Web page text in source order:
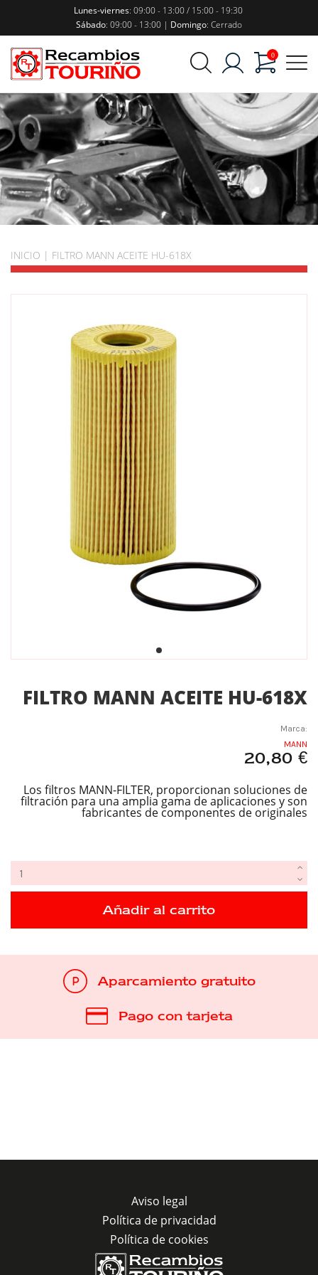
Lunes-viernes: 09:00 - 13:00 / 15:00 - 19:30
Sábado: 09:00 - 13:00 | Domingo: Cerrado
0
INICIO | FILTRO MANN ACEITE HU-618X
FILTRO MANN ACEITE HU-618X
Marca:
MANN
20,80 €
Los filtros MANN-FILTER, proporcionan soluciones de
filtración para una amplia gama de aplicaciones y son
fabricantes de componentes de originales
Añadir al carrito
Aparcamiento gratuito
Pago con tarjeta
Aviso legal
Política de privacidad
Política de cookies